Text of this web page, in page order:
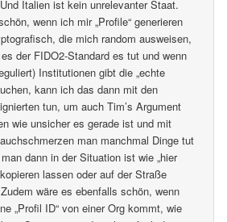
Italien ist kein unrelevanter Staat.
wenn ich mir „Profile“ generieren
die mich random ausweisen,
der FIDO2-Standard es tut und wenn
Institutionen gibt die „echte
kann ich das dann mit den
tun, um auch Tim’s Argument
wie unsicher es gerade ist und mit
man manchmal Dinge tut
dann in der Situation ist wie „hier
lassen oder auf der Straße
wäre es ebenfalls schön, wenn
„Profil ID“ von einer Org kommt, wie